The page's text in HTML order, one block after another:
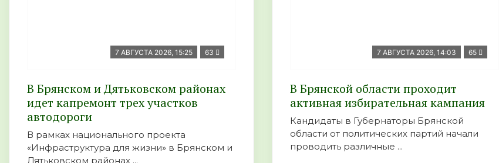
7 АВГУСТА 2026, 15:25 63
В Брянском и Дятьковском районах
идет капремонт трех участков
автодороги
В рамках национального проекта
«Инфраструктура для жизни» в Брянском и
Дятьковском районах ...
7 АВГУСТА 2026, 14:03 65
В Брянской области проходит
активная избирательная кампания
Кандидаты в Губернаторы Брянской
области от политических партий начали
проводить различные ...